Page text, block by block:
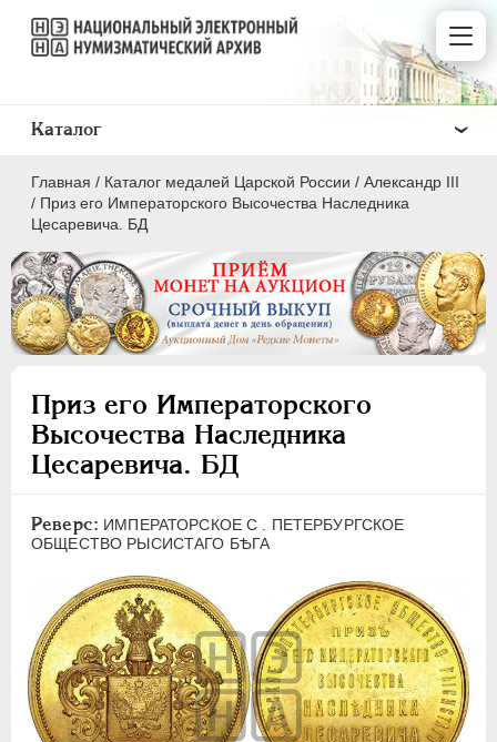
Главная / Каталог медалей Царской России / Александр III
/ Приз eгo Императорского Высочества Наследника
Цесаревича. БД
Приз eгo Императорского
Высочества Наследника
Цесаревича. БД
Реверс: ИМПЕРАТОРСКОЕ С . ПЕТЕРБУРГСКОЕ
ОБЩЕСТВО РЫСИСТАГО БѢГА
Каталог
ВСЕ
ПEТР I 1699-1725
ПЕТР II 1727-1729
АННА ИОАННОВНА 1730-1740
ИОАНН АНТОНОВИЧ 1740-1741
ПЕТР III 1762-1762
ЕКАТЕРИНА II 1762-1796
ПАВЕЛ I 1796-1801
АЛЕКСАНДР I 1801-1825
НИКОЛАЙ I 1826-1855
АЛЕКСАНДР II 1855-1881
АЛЕКСАНДР III 1881-1894